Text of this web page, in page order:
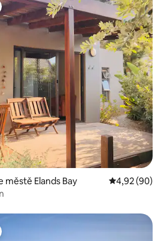
u hostů
Elands Bay Průměrné
4,92 (90)
u hostů